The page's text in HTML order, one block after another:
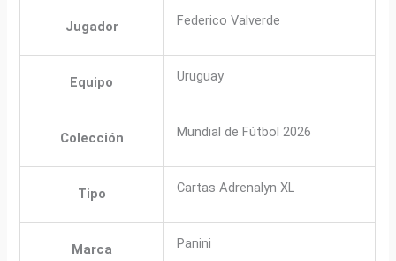
Jugador Federico Valverde
Equipo Uruguay
Colección Mundial de Fútbol 2026
Tipo Cartas Adrenalyn XL
Marca Panini